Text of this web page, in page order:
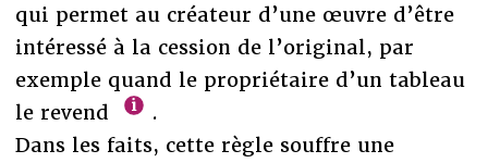
qui permet au créateur d’une œuvre d’être
intéressé à la cession de l’original, par
exemple quand le propriétaire d’un tableau
le revend
.
Dans les faits, cette règle souffre une